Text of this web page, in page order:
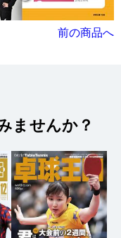
前の商品へ
ませんか？